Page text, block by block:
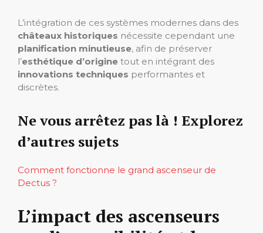
L’intégration de ces systèmes modernes dans des
châteaux historiques nécessite cependant une
planification minutieuse, afin de préserver
l’esthétique d’origine tout en intégrant des
innovations techniques performantes et
discrètes.
Ne vous arrêtez pas là ! Explorez
d’autres sujets
Comment fonctionne le grand ascenseur de
Dectus ?
L’impact des ascenseurs